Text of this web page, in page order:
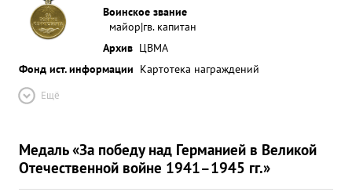
Воинское звание
майор|гв. капитан
Архив ЦВМА
Фонд ист. информации Картотека награждений
Ещё
Медаль «За победу над Германией в Великой
Отечественной войне 1941–1945 гг.»